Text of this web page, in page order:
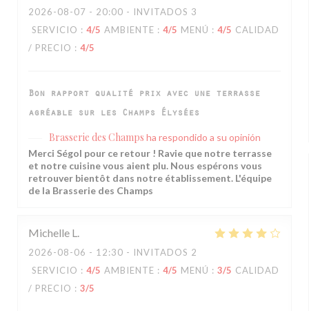
2026-08-07 - 20:00 - INVITADOS 3
SERVICIO : 4/5 AMBIENTE : 4/5 MENÚ : 4/5 CALIDAD
/ PRECIO : 4/5
Bon rapport qualité prix avec une terrasse
agréable sur les Champs Élysées
Brasserie des Champs ha respondido a su opinión
Merci Ségol pour ce retour ! Ravie que notre terrasse
et notre cuisine vous aient plu. Nous espérons vous
retrouver bientôt dans notre établissement. L'équipe
de la Brasserie des Champs
Michelle L
2026-08-06 - 12:30 - INVITADOS 2
SERVICIO : 4/5 AMBIENTE : 4/5 MENÚ : 3/5 CALIDAD
/ PRECIO : 3/5